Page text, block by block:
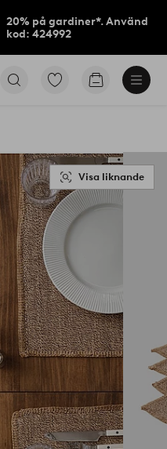
20% på gardiner*. Använd
kod: 424992
Gå
Gå
Visa liknande